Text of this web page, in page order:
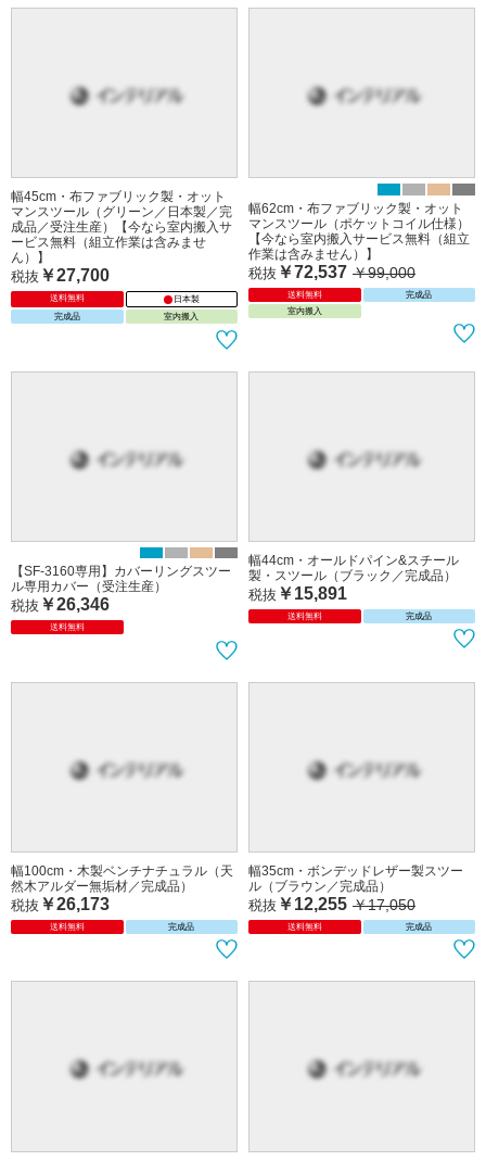
幅45cm・布ファブリック製・オット
マンスツール（グリーン／日本製／完
成品／受注生産）【今なら室内搬入サ
ービス無料（組立作業は含みませ
ん）】
税抜 ￥27,700
送料無料
日本製
完成品
室内搬入
幅62cm・布ファブリック製・オット
マンスツール（ポケットコイル仕様）
【今なら室内搬入サービス無料（組立
作業は含みません）】
税抜 ￥72,537 ￥99,000
送料無料
完成品
室内搬入
【SF-3160専用】カバーリングスツー
ル専用カバー（受注生産）
税抜 ￥26,346
送料無料
幅44cm・オールドパイン&スチール
製・スツール（ブラック／完成品）
税抜 ￥15,891
送料無料 完成品
幅100cm・木製ベンチナチュラル（天
然木アルダー無垢材／完成品）
税抜 ￥26,173
送料無料 完成品
幅35cm・ボンデッドレザー製スツー
ル（ブラウン／完成品）
税抜 ￥12,255 ￥17,050
送料無料 完成品